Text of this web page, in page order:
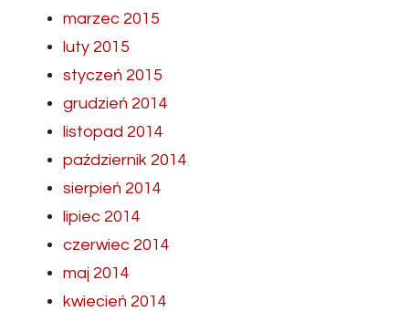
marzec 2015
luty 2015
styczeń 2015
grudzień 2014
listopad 2014
październik 2014
sierpień 2014
lipiec 2014
czerwiec 2014
maj 2014
kwiecień 2014